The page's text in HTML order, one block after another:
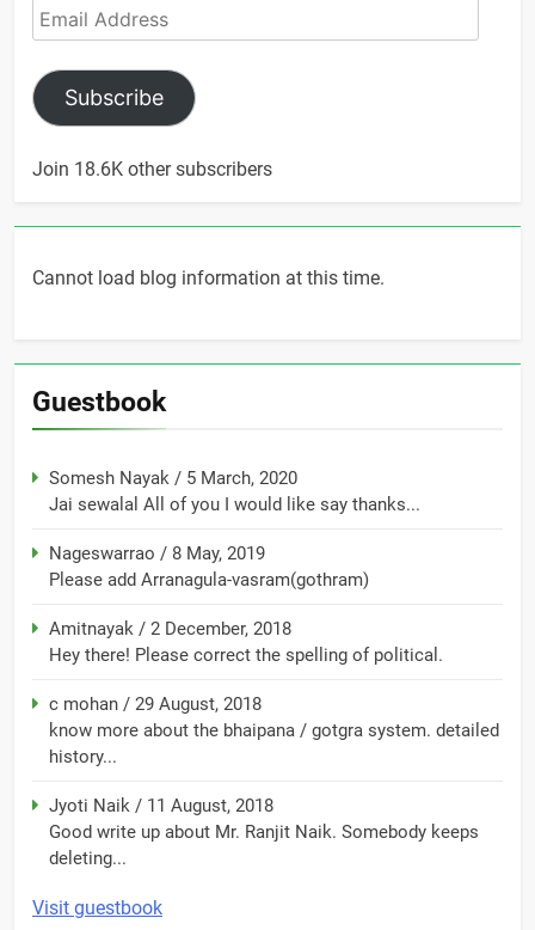
Email
Address
Subscribe
Join 18.6K other subscribers
Cannot load blog information at this time.
Guestbook
Somesh Nayak / 5 March, 2020
Jai sewalal All of you I would like say thanks...
Nageswarrao / 8 May, 2019
Please add Arranagula-vasram(gothram)
Amitnayak / 2 December, 2018
Hey there! Please correct the spelling of political.
c mohan / 29 August, 2018
know more about the bhaipana / gotgra system. detailed
history...
Jyoti Naik / 11 August, 2018
Good write up about Mr. Ranjit Naik. Somebody keeps
deleting...
Visit guestbook